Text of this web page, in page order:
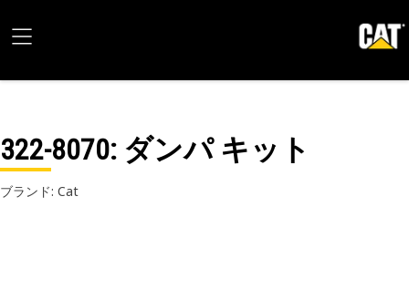
322-8070: ダンパ キット
ブランド: Cat